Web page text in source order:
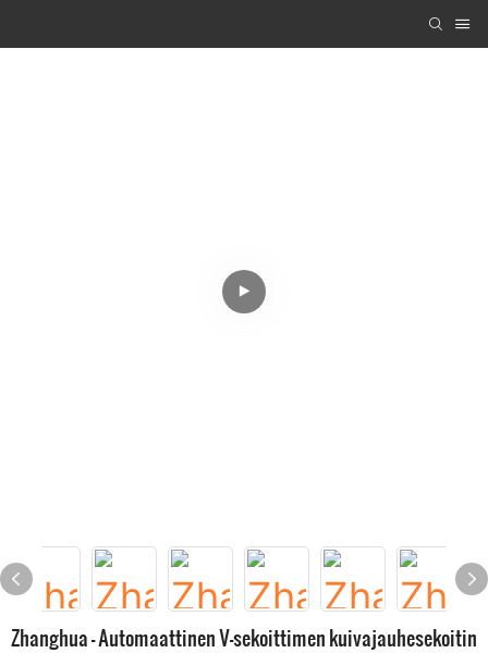
Zhanghua - Automaattinen V-sekoittimen kuivajauhesekoitin